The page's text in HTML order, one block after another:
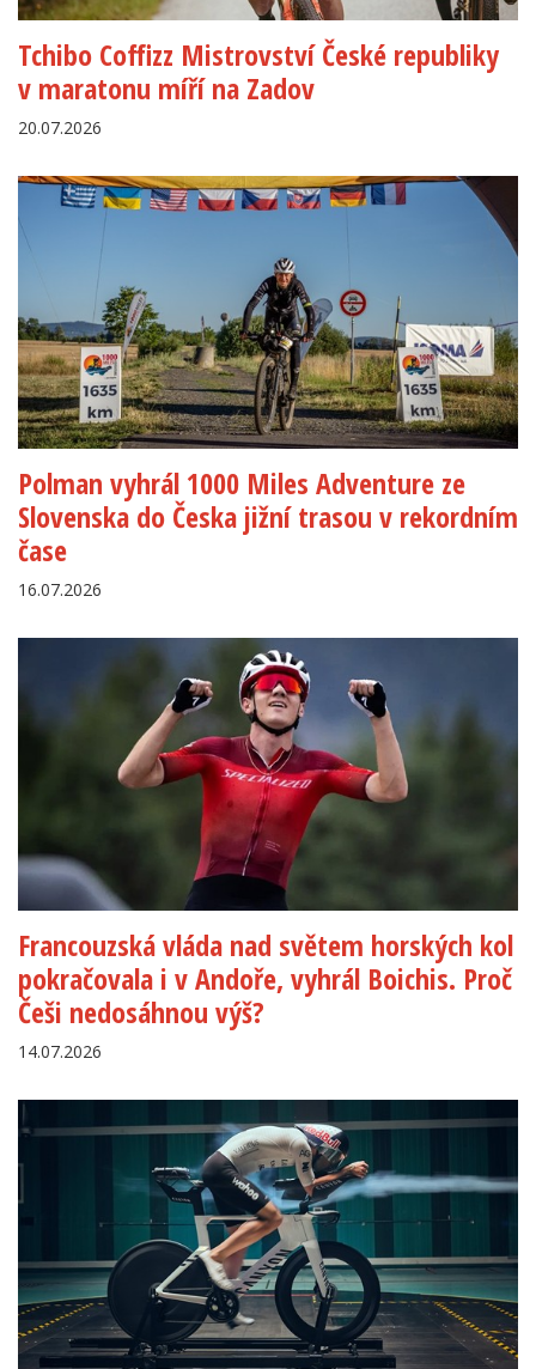
Tchibo Coffizz Mistrovství České republiky
v maratonu míří na Zadov
20.07.2026
Polman vyhrál 1000 Miles Adventure ze
Slovenska do Česka jižní trasou v rekordním
čase
16.07.2026
Francouzská vláda nad světem horských kol
pokračovala i v Andoře, vyhrál Boichis. Proč
Češi nedosáhnou výš?
14.07.2026